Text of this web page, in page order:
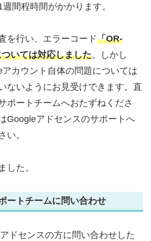
間程時間がかかります。
を行い、エラーコード「OR-
いては対応しました。しかし
カウント自体の問題については
ないようにお見受けできます。直
ポートチームへおたずねくださ
Googleアドセンスのサポートへ
い。
した。
ートチームに問い合わせ
ドセンスの方に問い合わせした